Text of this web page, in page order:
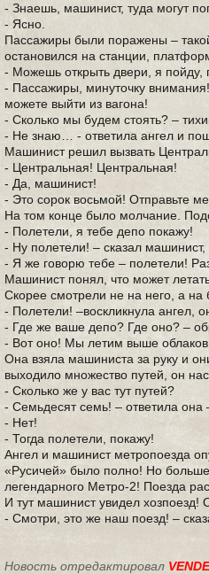
- Знаешь, машинист, туда могут
- Ясно.
Пассажиры были поражены –
остановился на станции,
- Можешь открыть двери, я пойду,
- Пассажиры, минуточку
можете выйти из вагона!
- Сколько мы будем стоять? –
- Не знаю… - ответила ангел и
Машинист решил вызвать
- Центральная! Центральная!
- Да, машинист!
- Это сорок восьмой! Отправьте
На том конце было молчание.
- Полетели, я тебе депо покажу!
- Ну полетели! – сказал машинист,
- Я же говорю тебе – полетели!
Машинист понял, что может
Скорее смотрели не на него, а на
- Полетели! –воскликнула ангел,
- Где же ваше депо? Где оно? –
- Вот оно! Мы летим выше
Она взяла машиниста за руку и
выходило множество путей, он
- Сколько же у вас тут путей?
- Семьдесят семь! – ответила
- Нет!
- Тогда полетели, покажу!
Ангел и машинист метропоезда
«Русичей» было полно! Но больше
легендарного Метро-2! Поезда
И тут машинист увидел хозпоезд!
- Смотри, это же наш поезд! –
Новость отредактировал